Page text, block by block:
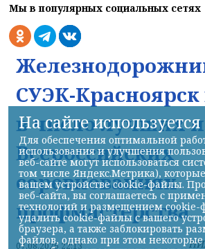
Мы в популярных социальных сетях
СУЭК-
в число лучших
Всероссийских
соревнованиях
профмастерства
07.08.2026 22:13
На сайте
Для обеспечения оптимальной
использования и улучшения
веб-сайте могут использоваться
том числе Яндекс.Метрика),
вашем устройстве cookie-файлы.
веб-сайта, вы соглашаетесь с
технологий и размещением cookie-
удалить cookie-файлы с вашего
браузера, а также заблокировать
файлов, однако при этом